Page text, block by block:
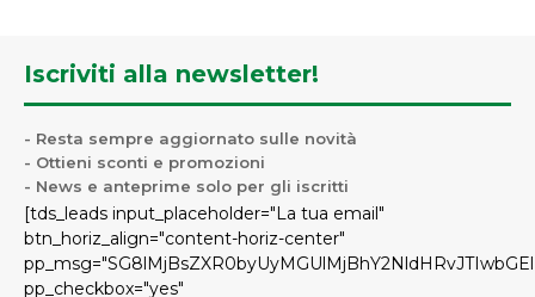
Iscriviti alla newsletter!
- Resta sempre aggiornato sulle novità
- Ottieni sconti e promozioni
- News e anteprime solo per gli iscritti
[tds_leads input_placeholder="La tua email"
btn_horiz_align="content-horiz-center"
pp_checkbox="yes"